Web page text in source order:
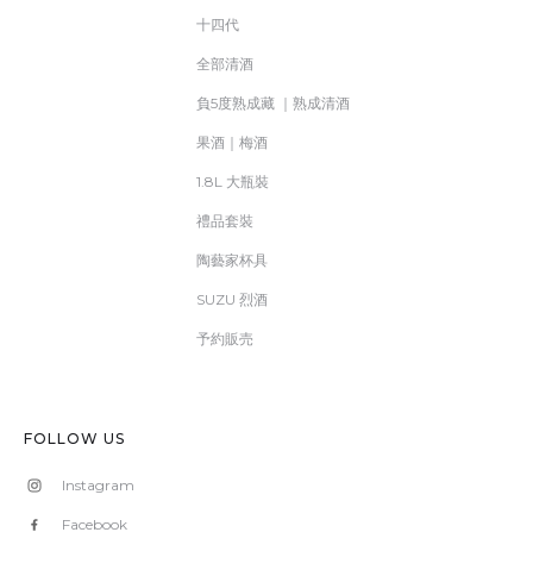
十四代
全部清酒
負5度熟成藏 ｜熟成清酒
果酒｜梅酒
1.8L 大瓶裝
禮品套裝
陶藝家杯具
SUZU 烈酒
予約販売
FOLLOW US
Instagram
Facebook